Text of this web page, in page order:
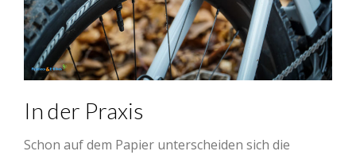
In der Praxis
Schon auf dem Papier unterscheiden sich die